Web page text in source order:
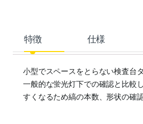
特徴 仕様
小型でスペースをとらない検査台
一般的な蛍光灯下での確認と比較
すくなるため縞の本数、形状の確